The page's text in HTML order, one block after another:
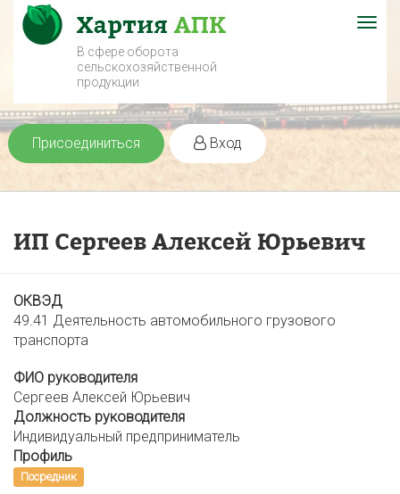
В сфере оборота
сельскохозяйственной
продукции
Присоединиться Вход
ИП Сергеев Алексей Юрьевич
ОКВЭД
49.41 Деятельность автомобильного грузового
транспорта
ФИО руководителя
Сергеев Алексей Юрьевич
Должность руководителя
Индивидуальный предприниматель
Профиль
Посредник